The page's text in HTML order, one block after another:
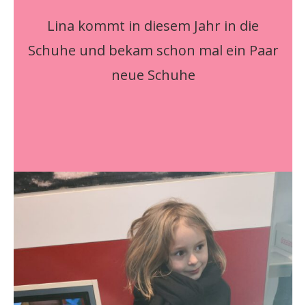
Lina kommt in diesem Jahr in die
Schuhe und bekam schon mal ein Paar
neue Schuhe